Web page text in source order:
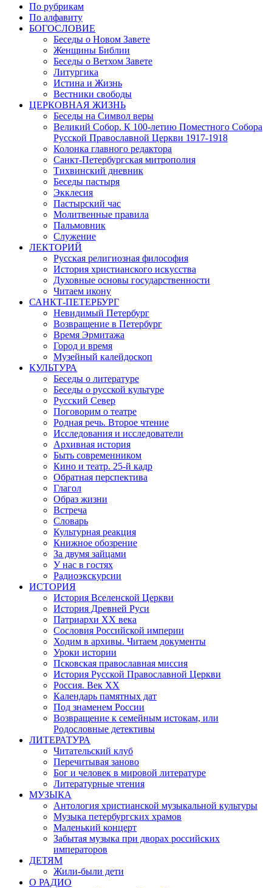
По рубрикам
По алфавиту
БОГОСЛОВИЕ
Беседы о Новом Завете
Женщины Библии
Беседы о Ветхом Завете
Литургика
Истина и Жизнь
Вестники свободы
ЦЕРКОВНАЯ ЖИЗНЬ
Беседы на Символ веры
Великий Собор. К 100-летию Поместного Собора
Русской Православной Церкви 1917-1918
Колонка главного редактора
Санкт-Петербургская митрополия
Тихвинский дневник
Беседы пастыря
Экклесия
Пастырский час
Молитвенные правила
Пальмовник
Служение
ЛЕКТОРИЙ
Русская религиозная философия
История христианского искусства
Духовные основы государственности
Читаем икону
САНКТ-ПЕТЕРБУРГ
Невидимый Петербург
Возвращение в Петербург
Время Эрмитажа
Город и время
Музейный калейдоскоп
КУЛЬТУРА
Беседы о литературе
Беседы о русской культуре
Русский Север
Поговорим о театре
Родная речь. Второе чтение
Исследования и исследователи
Архивная история
Быть современником
Кино и театр. 25-й кадр
Обратная перспектива
Глагол
Образ жизни
Встреча
Словарь
Культурная реакция
Книжное обозрение
За двумя зайцами
У нас в гостях
Радиоэкскурсии
ИСТОРИЯ
История Вселенской Церкви
История Древней Руси
Патриархи XX века
Сословия Российской империи
Ходим в архивы. Читаем документы
Уроки истории
Псковская православная миссия
История Русской Православной Церкви
Россия. Век ХХ
Календарь памятных дат
Под знаменем России
Возвращение к семейным истокам, или
Родословные детективы
ЛИТЕРАТУРА
Читательский клуб
Перечитывая заново
Бог и человек в мировой литературе
Литературные чтения
МУЗЫКА
Антология христианской музыкальной культуры
Музыка петербургских храмов
Маленький концерт
Забытая музыка при дворах российских
императоров
ДЕТЯМ
Жили-были дети
О РАДИО